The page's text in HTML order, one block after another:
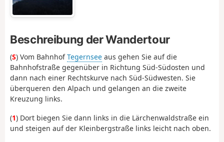
Beschreibung der Wandertour
(S) Vom BahnhofTegernsee aus gehen Sie auf die
Bahnhofstraße gegenüber in Richtung Süd-Südosten und
dann nach einer Rechtskurve nach Süd-Südwesten. Sie
überqueren den Alpach und gelangen an die zweite
Kreuzung links.
(1) Dort biegen Sie dann links in die Lärchenwaldstraße ein
und steigen auf der Kleinbergstraße links leicht nach oben.